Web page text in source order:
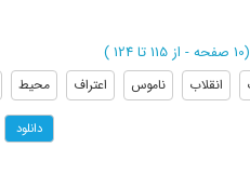
(‎10 صفحه - از 115 تا 124 )
انقلاب ناموس اعتراف محیط
دانلود